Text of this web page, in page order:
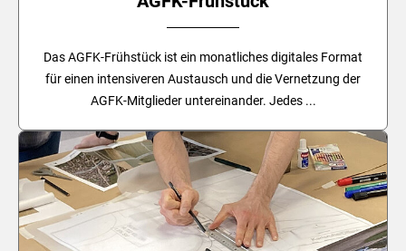
Das AGFK-Frühstück ist ein monatliches digitales Format
für einen intensiveren Austausch und die Vernetzung der
AGFK-Mitglieder untereinander. Jedes ...